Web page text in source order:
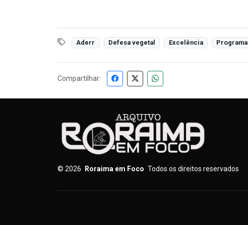
Aderr Defesa vegetal Excelência Programa
Compartilhar:
© 2026 Roraima em Foco Todos os direitos reservados